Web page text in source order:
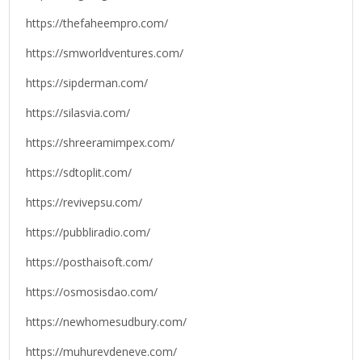
https://thefaheempro.com/
https://smworldventures.com/
https://sipderman.com/
https://silasvia.com/
https://shreeramimpex.com/
https://sdtoplit.com/
https://revivepsu.com/
https://pubbliradio.com/
https://posthaisoft.com/
https://osmosisdao.com/
https://newhomesudbury.com/
https://muhurevdeneve.com/